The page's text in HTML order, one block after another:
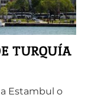
TURQUÍA
Estambul o